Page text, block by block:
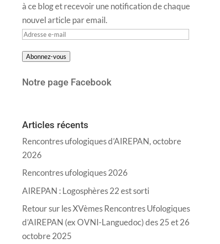
à ce blog et recevoir une notification de chaque
nouvel article par email.
Adresse
mail
Abonnez-vous
Notre page Facebook
Articles récents
Rencontres ufologiques d’AIREPAN, octobre
2026
Rencontres ufologiques 2026
AIREPAN : Logosphères 22 est sorti
Retour sur les XVèmes Rencontres Ufologiques
d’AIREPAN (ex OVNI-Languedoc) des 25 et 26
octobre 2025